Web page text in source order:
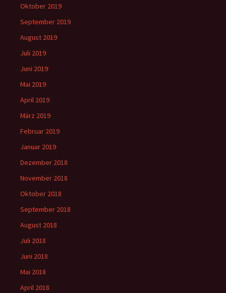
Oktober 2019
September 2019
August 2019
Juli 2019
Juni 2019
Mai 2019
April 2019
März 2019
Februar 2019
Januar 2019
Dezember 2018
November 2018
Oktober 2018
September 2018
August 2018
Juli 2018
Juni 2018
Mai 2018
April 2018